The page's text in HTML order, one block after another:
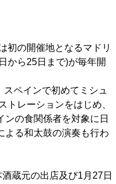
初の開催地となるマドリ
から25日まで)が毎年開
ペインで初めてミシュ
トレーションをはじめ、
の食関係者を対象に日
よる和太鼓の演奏も行わ
蔵元の出店及び1月27日